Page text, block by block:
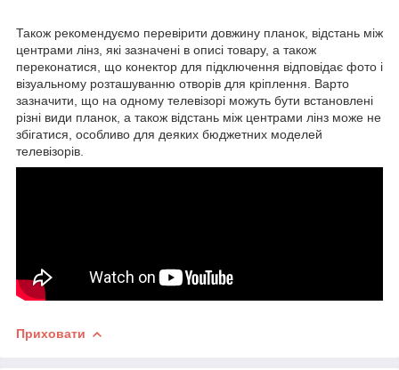
Також рекомендуємо перевірити довжину планок, відстань між
центрами лінз, які зазначені в описі товару, а також
переконатися, що конектор для підключення відповідає фото і
візуальному розташуванню отворів для кріплення. Варто
зазначити, що на одному телевізорі можуть бути встановлені
різні види планок, а також відстань між центрами лінз може не
збігатися, особливо для деяких бюджетних моделей
телевізорів.
Приховати